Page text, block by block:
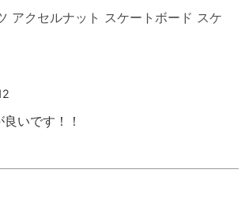
アクセルナット スケートボード スケ
いです！！
スティーエフ）
DF（ドラゴンフォーミュ
ルーザー）
トラック・ウィールセット）
ツ
グラン
く表記